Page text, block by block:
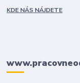
KDE NÁS NÁJDETE